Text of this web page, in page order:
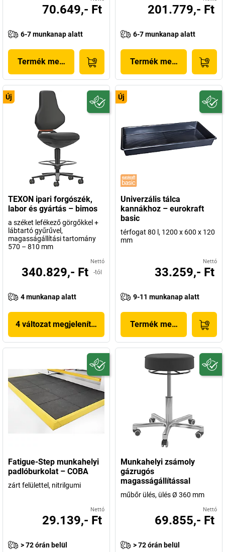
70.649,- Ft
6-7 munkanap alatt
Termék megjelenítése
201.779,- Ft
6-7 munkanap alatt
Termék megjelenítése
Új
TEXON ipari forgószék,
labor és gyártás – bimos
a széket lefékező görgőkkel +
lábtartó gyűrűvel,
magasságállítási tartomány
570 – 810 mm
Nettó
340.829,- Ft -tól
4 munkanap alatt
4 változat megjelenítése
Új
Univerzális tálca
kannákhoz – eurokraft
basic
térfogat 80 l, 1200 x 600 x 120
mm
Nettó
33.259,- Ft
9-11 munkanap alatt
Termék megjelenítése
Fatigue-Step munkahelyi
padlóburkolat – COBA
zárt felülettel, nitrilgumi
Nettó
29.139,- Ft
> 72 órán belül
Munkahelyi zsámoly
gázrugós
magasságállítással
műbőr ülés, ülés Ø 360 mm
Nettó
69.855,- Ft
> 72 órán belül